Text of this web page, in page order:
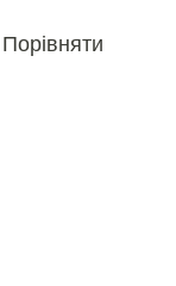
Порівняти